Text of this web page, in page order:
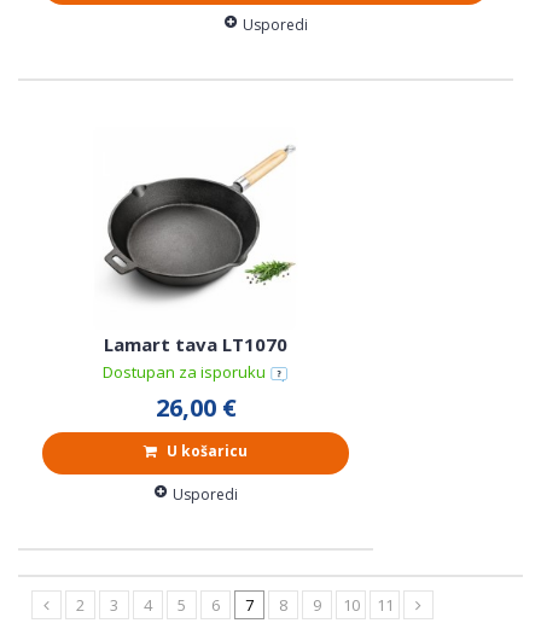
Usporedi
Lamart tava LT1070
Dostupan za isporuku
26,00 €
U košaricu
Usporedi
2 3 4 5 6 7 8 9 10 11